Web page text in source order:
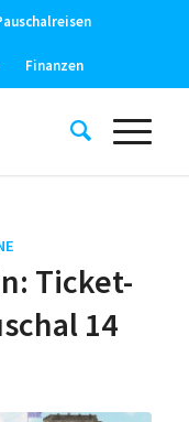
Finanzen
Ticket-
14